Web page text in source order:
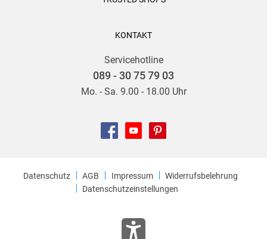
KONTAKT
Servicehotline
089 - 30 75 79 03
Mo. - Sa. 9.00 - 18.00 Uhr
Datenschutz AGB Impressum
Widerrufsbelehrung
Datenschutzeinstellungen